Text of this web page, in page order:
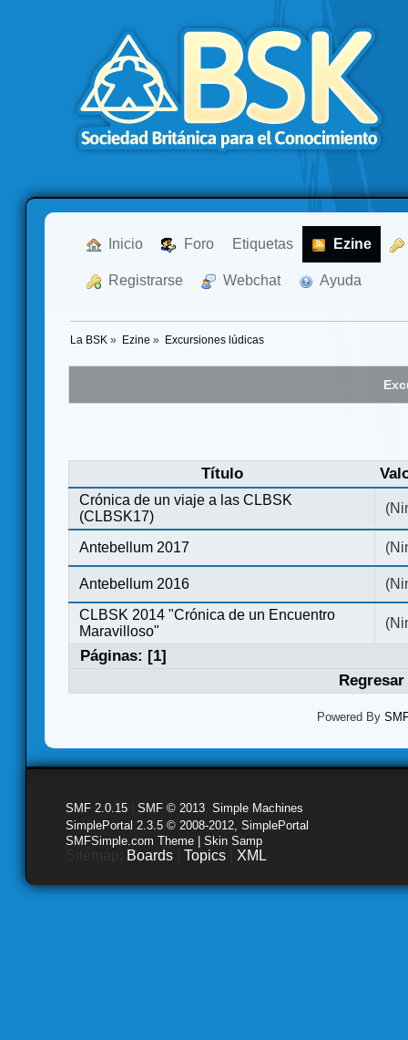
Inicio Foro Etiquetas Ezine
Registrarse Webchat Ayuda
La BSK » Ezine » Excursiones lúdicas
Título
Crónica de un viaje a las CLBSK
(CLBSK17)
Antebellum 2017
Antebellum 2016
CLBSK 2014 "Crónica de un Encuentro
Maravilloso"
Páginas: [1]
Powered By
SMF 2.0.15 SMF © 2013 Simple Machines
SimplePortal 2.3.5 © 2008-2012, SimplePortal
SMFSimple.com Theme | Skin Samp
Boards Topics XML